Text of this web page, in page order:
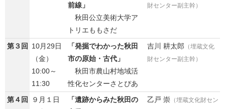
前線」
秋田公立美術大学ア
トリエももさだ
財センター副主幹）
第３回
10月29日
（金）
10:00～
11:30
「発掘でわかった秋田
市の原始・古代」
秋田市農山村地域活
性化センターさとぴあ
吉川 耕太郎 （埋蔵文化
財センター副主幹）
第４回
９月１日
「遺跡からみた秋田の
乙戸 崇（埋蔵文化財セン